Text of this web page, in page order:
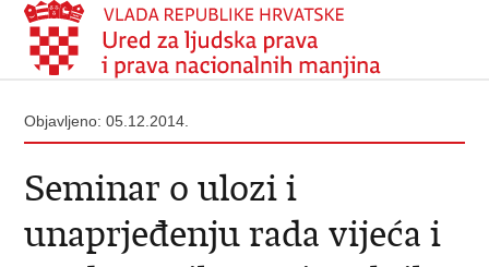
Objavljeno: 05.12.2014.
Seminar o ulozi i
unaprjeđenju rada vijeća i